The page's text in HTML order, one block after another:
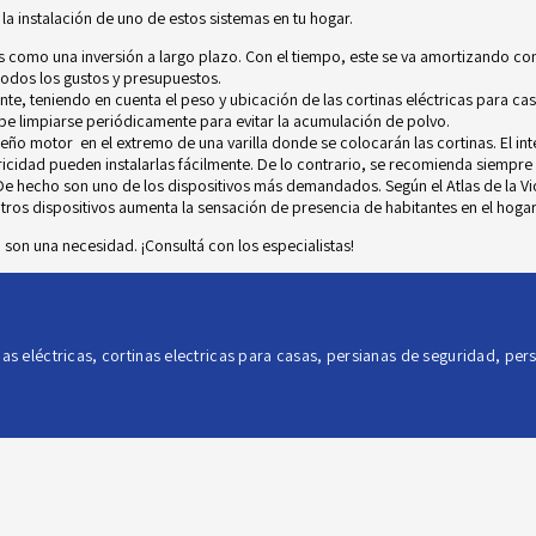
instalación de uno de estos sistemas en tu hogar.
una inversión a largo plazo. Con el tiempo, este se va amortizando
los gustos y presupuestos.
teniendo en cuenta el peso y ubicación de las cortinas eléctricas para
limpiarse periódicamente para evitar la acumulación de polvo.
motor en el extremo de una varilla donde se colocarán las cortinas. El
pueden instalarlas fácilmente. De lo contrario, se recomienda
hecho son uno de los dispositivos más demandados. Según elAtlas de la
dispositivos aumenta la sensación de presencia de habitantes en el
son una necesidad. ¡Consultá con los especialistas!
eléctricas, cortinas electricas para casas, persianas de seguridad,